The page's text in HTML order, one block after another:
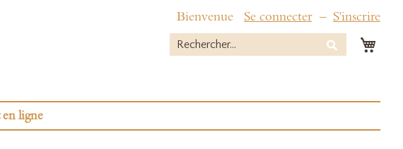
Bienvenue Se connecter S'inscrire
Rechercher
ligne